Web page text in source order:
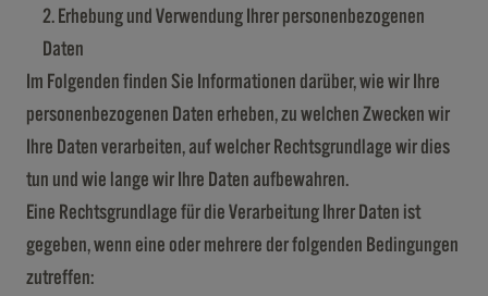
Erhebung und Verwendung Ihrer personenbezogenen
Daten
Im Folgenden finden Sie Informationen darüber, wie wir Ihre
personenbezogenen Daten erheben, zu welchen Zwecken wir
Ihre Daten verarbeiten, auf welcher Rechtsgrundlage wir dies
tun und wie lange wir Ihre Daten aufbewahren.
Eine Rechtsgrundlage für die Verarbeitung Ihrer Daten ist
gegeben, wenn eine oder mehrere der folgenden Bedingungen
zutreffen: